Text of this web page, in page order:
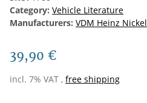
Category: Vehicle Literature
Manufacturers: VDM Heinz Nickel
39,90 €
incl. 7% VAT , free shipping